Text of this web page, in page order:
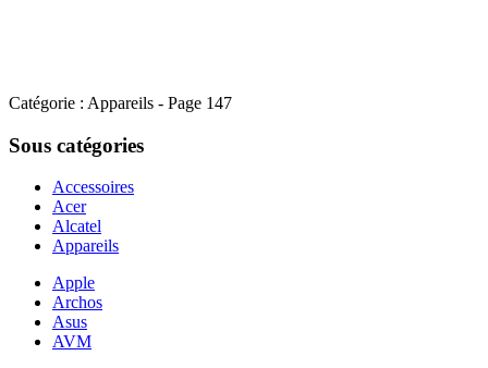
Catégorie : Appareils - Page 147
Sous catégories
Accessoires
Acer
Alcatel
Appareils
Apple
Archos
Asus
AVM